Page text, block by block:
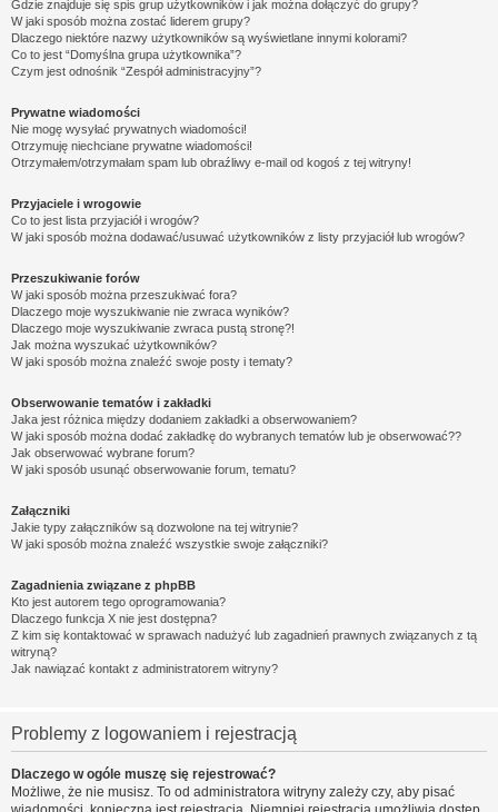
Gdzie znajduje się spis grup użytkowników i jak można dołączyć do grupy?
W jaki sposób można zostać liderem grupy?
Dlaczego niektóre nazwy użytkowników są wyświetlane innymi kolorami?
Co to jest “Domyślna grupa użytkownika”?
Czym jest odnośnik “Zespół administracyjny”?
Prywatne wiadomości
Nie mogę wysyłać prywatnych wiadomości!
Otrzymuję niechciane prywatne wiadomości!
Otrzymałem/otrzymałam spam lub obraźliwy e-mail od kogoś z tej witryny!
Przyjaciele i wrogowie
Co to jest lista przyjaciół i wrogów?
W jaki sposób można dodawać/usuwać użytkowników z listy przyjaciół lub wrogów?
Przeszukiwanie forów
W jaki sposób można przeszukiwać fora?
Dlaczego moje wyszukiwanie nie zwraca wyników?
Dlaczego moje wyszukiwanie zwraca pustą stronę?!
Jak można wyszukać użytkowników?
W jaki sposób można znaleźć swoje posty i tematy?
Obserwowanie tematów i zakładki
Jaka jest różnica między dodaniem zakładki a obserwowaniem?
W jaki sposób można dodać zakładkę do wybranych tematów lub je obserwować??
Jak obserwować wybrane forum?
W jaki sposób usunąć obserwowanie forum, tematu?
Załączniki
Jakie typy załączników są dozwolone na tej witrynie?
W jaki sposób można znaleźć wszystkie swoje załączniki?
Zagadnienia związane z phpBB
Kto jest autorem tego oprogramowania?
Dlaczego funkcja X nie jest dostępna?
Z kim się kontaktować w sprawach nadużyć lub zagadnień prawnych związanych z tą
witryną?
Jak nawiązać kontakt z administratorem witryny?
Problemy z logowaniem i rejestracją
Dlaczego w ogóle muszę się rejestrować?
Możliwe, że nie musisz. To od administratora witryny zależy czy, aby pisać